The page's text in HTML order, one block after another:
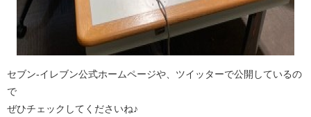
セブン-イレブン公式ホームページや、ツイッターで公開しているの
で
ぜひチェックしてくださいね♪